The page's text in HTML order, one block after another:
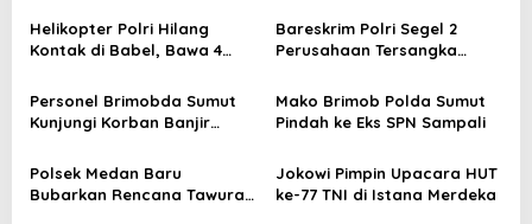
p
s
Propam
Helikopter Polri Hilang
Kontak di Babel, Bawa 4
Bareskrim Polri Segel 2
Perusahaan Tersangka
Personel Brimobda Sumut
Kunjungi Korban Banjir
Mako Brimob Polda Sumut
Pindah ke Eks SPN Sampali
Polsek Medan Baru
Bubarkan Rencana Tawuran
Jokowi Pimpin Upacara HUT
ke-77 TNI di Istana Merdeka